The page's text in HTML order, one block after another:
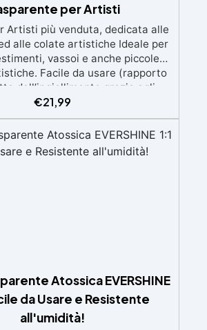
per Artisti
Artisti più venduta, dedicata alle
alle colate artistiche Ideale per
vassoi e anche piccole
Facile da usare (rapporto
dall’ingiallimento grazie agli
UV Formula densa : non cola via,
i design precisi e puliti. Indurisce
una superficie lucida e
brillante
€21,99
Atossica EVERSHINE
da Usare e Resistente
all'umidità!